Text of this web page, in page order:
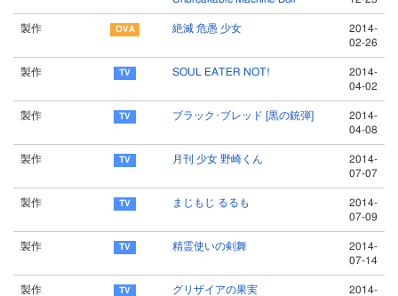
製作 絶滅 危愚 少女
2014-
02-26
製作 SOUL EATER NOT!
2014-
04-02
製作 ブラック･ブレッド [黒の銃弾]
2014-
04-08
製作 月刊 少女 野崎くん
2014-
07-07
製作 まじもじ るるも
2014-
07-09
製作 精霊使いの剣舞
2014-
07-14
製作 グリザイアの果実
2014-